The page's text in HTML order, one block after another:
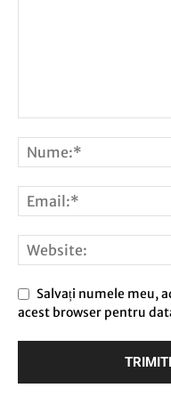
Salvați numele meu,
acest browser pentru